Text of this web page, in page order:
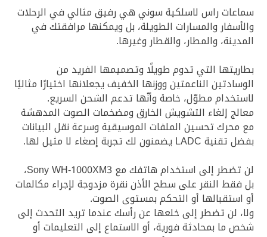
سماعات راس لاسلكية سوني هي رفيق مثالي في الرحلات
والأسفار والمسارات الطويلة، بل ويمكنها مرافقتك في
المدينة، والمطار، والقطار وغيرها.
بطاريتها التي تدوم طويلًا وتصميمها الفريد من
الوسادتين الناعمتين ووزنها الخفيف يجعلانها اختيارًا مثاليًا
لاستخدام مطوّل، خاصة وأنّها تدعم الشحن السريع.
معالج إلغاء التشويش الخارق ومضخمات الصوت المدهشة
مع محرك تحسين الملفات الموسيقية وسرعة نقل البيانات
بفضل تقنية LADC يضمنون لك تجربة إصغاء لا مثيل لها.
لن تضطر إلى استخدام هاتفك مع Sony WH-1000XM3،
بل فقط النقر على سطح الأذن نقرة مزدوجة لإجراء مكالمات
أو استقبالها أو التحكم بمستوى الصوت.
ولا، لن تضطر إلى خلعها عن رأسك عندما تريد التحدث إلى
شخص ما بمحادثة فورية، أو الاستماع إلى التعليمات أو